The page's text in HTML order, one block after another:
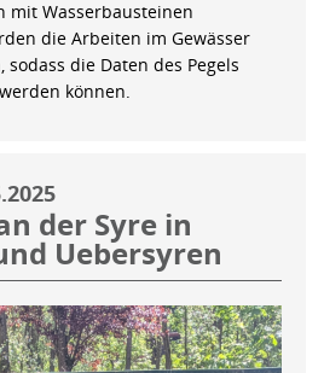
mit Wasserbausteinen
die Arbeiten im Gewässer
sodass die Daten des Pegels
können.
der Syre in
Uebersyren